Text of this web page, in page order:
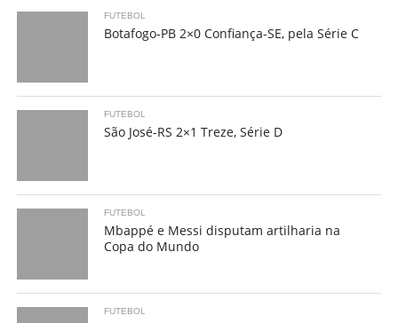
FUTEBOL
Botafogo-PB 2×0 Confiança-SE, pela Série C
FUTEBOL
São José-RS 2×1 Treze, Série D
FUTEBOL
Mbappé e Messi disputam artilharia na
Copa do Mundo
FUTEBOL